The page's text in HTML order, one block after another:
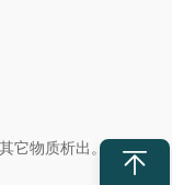
它物质析出。